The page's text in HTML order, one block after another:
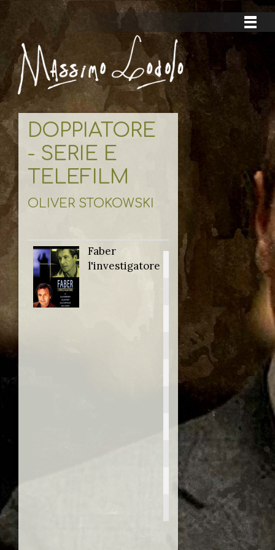
DOPPIATORE
- SERIE E
TELEFILM
OLIVER STOKOWSKI
Faber
l'investigatore
Titolo originale:
Der Fahnder
Anno:
1990
Personaggio:
Keule
Stagione.Episodio:
3.5
Regia di:
Max Färberböck